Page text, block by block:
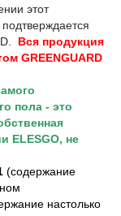
этот
Вcя продукция
GREENGUARD
пола - это
ELESGO, не
(содержание
настолько